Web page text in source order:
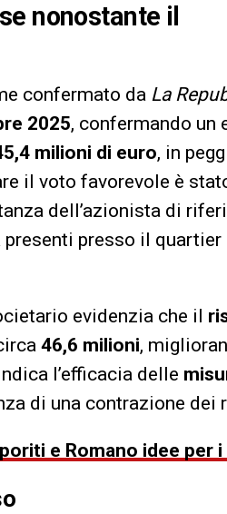
nonostante il
confermato da La
2025, confermando un
milioni di euro, in
il voto favorevole è
dell’azionista di
presso il quartier
evidenzia che il
46,6 milioni,
l’efficacia delle
di una contrazione dei
e Romano idee per